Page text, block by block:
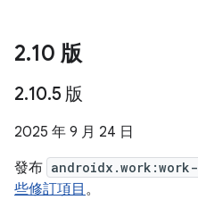
2.10 版
2.10.5 版
2025 年 9 月 24 日
發布
些修訂項目 。